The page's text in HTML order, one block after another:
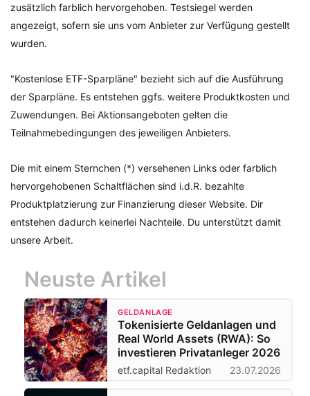
zusätzlich farblich hervorgehoben. Testsiegel werden
angezeigt, sofern sie uns vom Anbieter zur Verfügung gestellt
wurden.
"Kostenlose ETF-Sparpläne" bezieht sich auf die Ausführung
der Sparpläne. Es entstehen ggfs. weitere Produktkosten und
Zuwendungen. Bei Aktionsangeboten gelten die
Teilnahmebedingungen des jeweiligen Anbieters.
Die mit einem Sternchen (*) versehenen Links oder farblich
hervorgehobenen Schaltflächen sind i.d.R. bezahlte
Produktplatzierung zur Finanzierung dieser Website. Dir
entstehen dadurch keinerlei Nachteile. Du unterstützt damit
unsere Arbeit.
Neuste Artikel
GELDANLAGE
Tokenisierte Geldanlagen und
Real World Assets (RWA): So
investieren Privatanleger 2026
etf.capital Redaktion 23.07.2026